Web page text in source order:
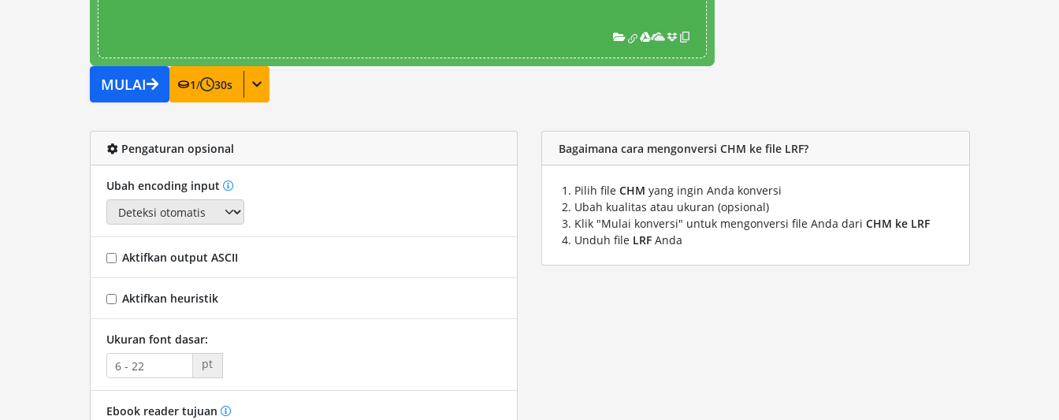
MULAI 1/ 30s
Pengaturan opsional
Ubah encoding input
Aktifkan output ASCII
Aktifkan heuristik
Ukuran font dasar:
pt
Ebook reader tujuan
Bagaimana cara mengonversi CHM ke file LRF?
Pilih file CHM yang ingin Anda konversi
Ubah kualitas atau ukuran (opsional)
Klik "Mulai konversi" untuk mengonversi file Anda dari CHM ke LRF
Unduh file LRF Anda